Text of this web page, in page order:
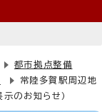
都市拠点整備
常陸多賀駅周辺地
のお知らせ）